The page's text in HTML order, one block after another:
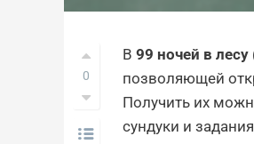
0
В 99 ночей в
позволяющей
Получить их
сундуки и